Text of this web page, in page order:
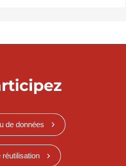
de données
réutilisation